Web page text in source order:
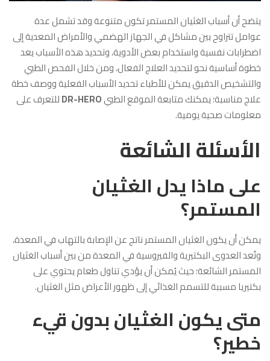
يتضح أن أسباب الغثيان المستمر تكون متنوعة وقد تشمل عدة
عوامل تتراوح بين مشاكل في الجهاز الهضمي والأمراض المعدية إلى
اضطرابات نفسية واستخدام بعض الأدوية، وتحديد هذه الأسباب يعد
خطوة أساسية نحو لتحديد العلاج الفعال، ومن خلال الفحص الطبي
والتشخيص الدقيق يمكن للأطباء تحديد الأسباب الفعلية ووصف خطة
علاج مناسبة؛ يمكنك متابعة الموقع الطبيDR-HEROللتعرف على
معلومات صحية يومية.
الأسئلة الشائعة
على ماذا يدل الغثيان
المستمر؟
يمكن أن يكون الغثيان المستمر ناتج عن الإصابة بالتهاب في المعدة،
وتُعد العدوى البكتيرية والفيروسية في المعدة من بين أسباب الغثيان
المستمر الشائعة؛ حيث يُمكن أن يؤدي تناول طعام يحتوي على
بكتيريا مسببة للتسمم الغذائي إلى ظهور الأعراض مثل الغثيان.
متى يكون الغثيان بدون قيء
خطير؟